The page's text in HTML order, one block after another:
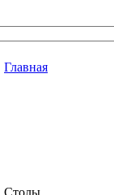
Главная
Столы